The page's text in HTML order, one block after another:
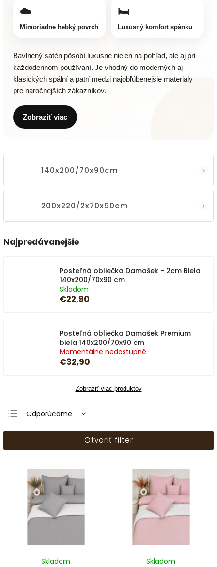
☁️
Mimoriadne hebký povrch
🛏️
Luxusný komfort spánku
Bavlnený satén pôsobí luxusne nielen na pohľad, ale aj pri
každodennom používaní. Je vhodný do moderných aj
klasických spální a patrí medzi najobľúbenejšie materiály
pre náročnejších zákazníkov.
Zobraziť viac
140x200/70x90cm
200x220/2x70x90cm
Najpredávanejšie
Posteľná obliečka Damašek - 2cm Biela
140x200/70x90 cm
Skladom
€22,90
Posteľná obliečka Damašek Premium
biela 140x200/70x90 cm
Momentálne nedostupné
€32,90
Zobraziť viac produktov
Odporúčame
Najlacnejšie
Abecedne
Otvoriť filter
Skladom Skladom